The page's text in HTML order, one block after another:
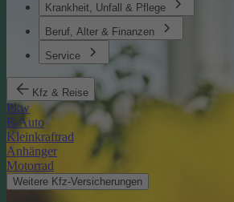
Krankheit, Unfall & Pflege
Beruf, Alter & Finanzen
Service
Kfz & Reise
Pkw
E-Auto
Kleinkraftrad
Anhänger
Motorrad
Weitere Kfz-Versicherungen